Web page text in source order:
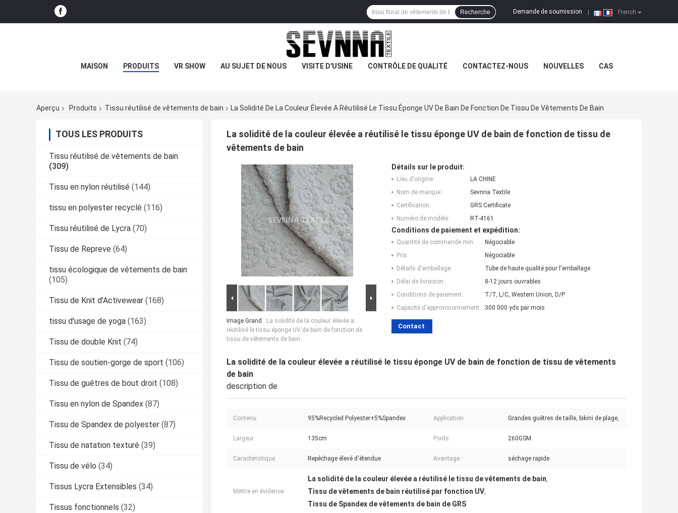
French
Demande de soumission
Recherche
MAISON PRODUITS VR SHOW AU SUJET DE NOUS VISITE D'USINE CONTRÔLE DE QUALITÉ CONTACTEZ-NOUS NOUVELLES CAS
Aperçu Produits Tissu réutilisé de vêtements de bain La Solidité De La Couleur Élevée A Réutilisé Le Tissu Éponge UV De Bain De Fonction De Tissu De Vêtements De Bain
TOUS LES PRODUITS
Tissu réutilisé de vêtements de bain
(309)
Tissu en nylon réutilisé (144)
tissu en polyester recyclé (116)
Tissu réutilisé de Lycra (70)
Tissu de Repreve (64)
tissu écologique de vêtements de bain
(105)
Tissu de Knit d'Activewear (168)
tissu d'usage de yoga (163)
Tissu de double Knit (74)
Tissu de soutien-gorge de sport (106)
Tissu de guêtres de bout droit (108)
Tissu en nylon de Spandex (87)
Tissu de Spandex de polyester (87)
Tissu de natation texturé (39)
Tissu de vélo (34)
Tissus Lycra Extensibles (34)
Tissus fonctionnels (32)
La solidité de la couleur élevée a réutilisé le tissu éponge UV de bain de fonction de tissu de
vêtements de bain
Image Grand : La solidité de la couleur élevée a
réutilisé le tissu éponge UV de bain de fonction de
tissu de vêtements de bain
Détails sur le produit:
Lieu d'origine:
LA CHINE
Nom de marque:
Sevnna Textile
Certification:
GRS Certificate
Numéro de modèle:
RT-4161
Conditions de paiement et expédition:
Quantité de commande min:
Négociable
Prix:
Négociable
Détails d'emballage:
Tube de haute qualité pour l'emballage
Délai de livraison:
8-12 jours ouvrables
Conditions de paiement:
T/T, L/C, Western Union, D/P
Capacité d'approvisionnement:
300 000 yds par mois
Contact
La solidité de la couleur élevée a réutilisé le tissu éponge UV de bain de fonction de tissu de vêtements
de bain
description de
Contenu: 95%Recycled Polyester+5%Spandex Application: Grandes guêtres de taille, bikini de plage,
Largeur: 135cm Poids: 260GSM
Caractéristique: Repêchage élevé d'étendue Avantage: séchage rapide
Mettre en évidence:
La solidité de la couleur élevée a réutilisé le tissu de vêtements de bain,
Tissu de vêtements de bain réutilisé par fonction UV,
Tissu de Spandex de vêtements de bain de GRS